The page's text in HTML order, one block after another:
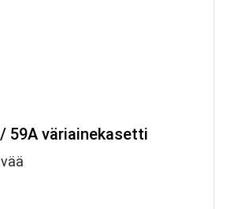
/ 59A väriainekasetti